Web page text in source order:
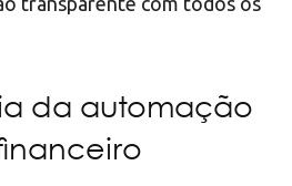
da automação